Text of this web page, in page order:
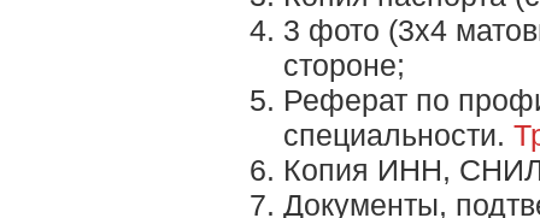
3 фото (3х4
стороне;
Реферат по
специальности.
Копия ИНН,
Документы,